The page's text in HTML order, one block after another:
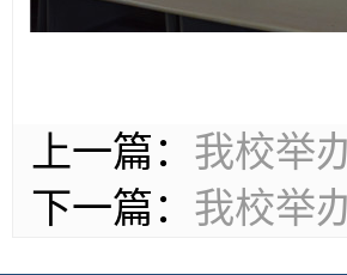
上一篇： 我校举
下一篇： 我校举